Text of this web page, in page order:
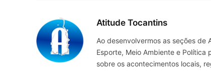
Atitude Tocantins
Ao desenvolvermos as seções de
Esporte, Meio Ambiente e
sobre os acontecimentos locais,